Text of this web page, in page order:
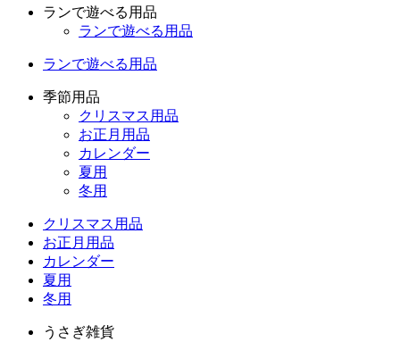
ランで遊べる用品
ランで遊べる用品
ランで遊べる用品
季節用品
クリスマス用品
お正月用品
カレンダー
夏用
冬用
クリスマス用品
お正月用品
カレンダー
夏用
冬用
うさぎ雑貨